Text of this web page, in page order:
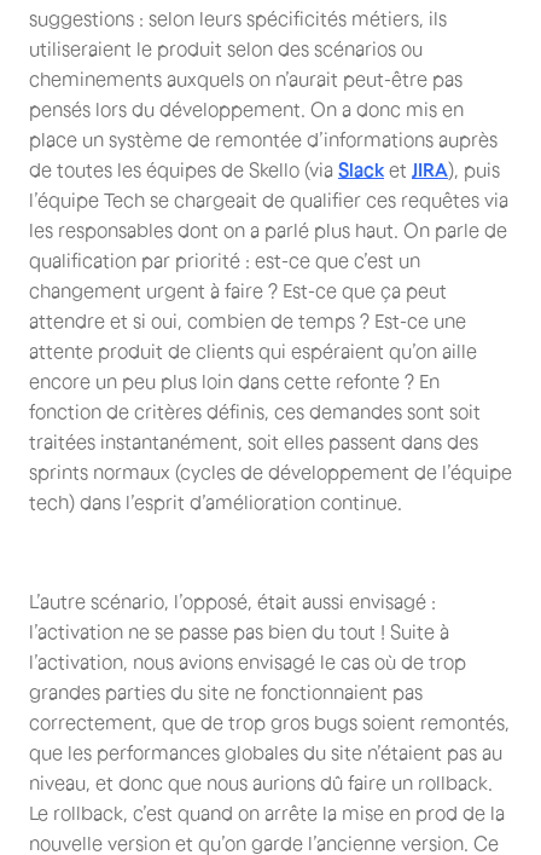
suggestions : selon leurs spécificités métiers, ils
utiliseraient le produit selon des scénarios ou
cheminements auxquels on n’aurait peut-être pas
pensés lors du développement. On a donc mis en
place un système de remontée d’informations auprès
de toutes les équipes de Skello (via Slack et JIRA), puis
l’équipe Tech se chargeait de qualifier ces requêtes via
les responsables dont on a parlé plus haut. On parle de
qualification par priorité : est-ce que c’est un
changement urgent à faire ? Est-ce que ça peut
attendre et si oui, combien de temps ? Est-ce une
attente produit de clients qui espéraient qu’on aille
encore un peu plus loin dans cette refonte ? En
fonction de critères définis, ces demandes sont soit
traitées instantanément, soit elles passent dans des
sprints normaux (cycles de développement de l’équipe
tech) dans l’esprit d’amélioration continue.
L’autre scénario, l’opposé, était aussi envisagé :
l’activation ne se passe pas bien du tout ! Suite à
l’activation, nous avions envisagé le cas où de trop
grandes parties du site ne fonctionnaient pas
correctement, que de trop gros bugs soient remontés,
que les performances globales du site n’étaient pas au
niveau, et donc que nous aurions dû faire un rollback.
Le rollback, c’est quand on arrête la mise en prod de la
nouvelle version et qu’on garde l’ancienne version. Ce